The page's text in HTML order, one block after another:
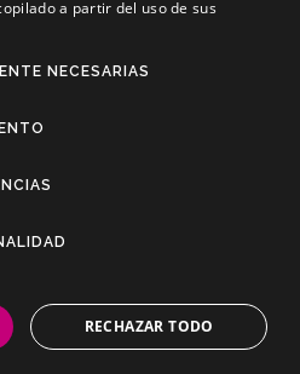
direitos reservados Dilusur, S.L.
/Política de Cookies
a partir del uso de sus
NECESARIAS
RECHAZAR TODO